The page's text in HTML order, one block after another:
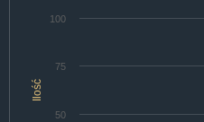
Ilość
50
75
100